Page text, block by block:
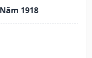
1918